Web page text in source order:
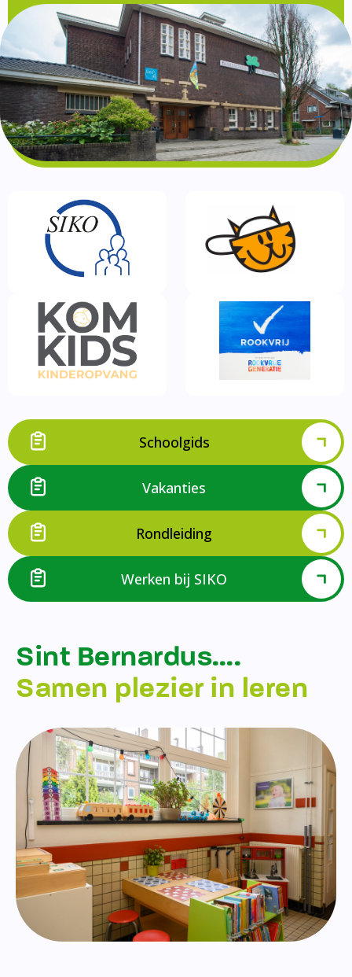
Schoolgids
Gezonde school
Kinderopvang
BSO
Routebeschrijving
Privacy
Schoolgids
Vakanties
Rondleiding
Werken bij SIKO
Sint Bernardus….
Samen plezier in leren